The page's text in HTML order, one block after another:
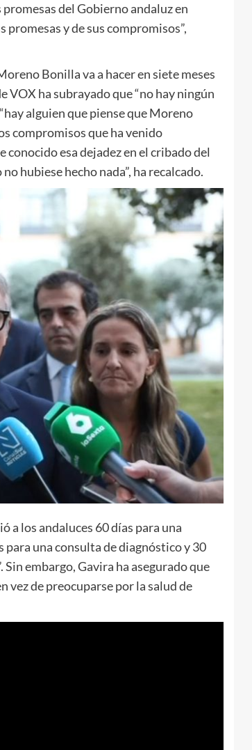
promesas del Gobierno andaluz en
promesas y de sus compromisos”,
Bonilla va a hacer en siete meses
VOX ha subrayado que “no hay ningún
alguien que piense que Moreno
compromisos que ha venido
esa dejadez en el cribado del
hubiese hecho nada”, ha recalcado.
a los andaluces 60 días para una
una consulta de diagnóstico y 30
embargo, Gavira ha asegurado que
vez de preocuparse por la salud de